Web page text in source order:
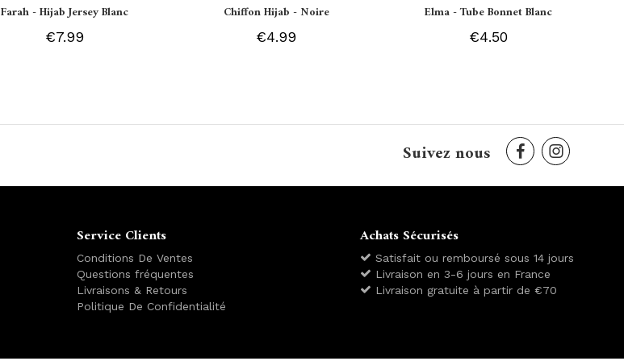
Farah - Hijab Jersey Blanc
€7.99
Chiffon Hijab - Noire
€4.99
Elma - Tube Bonnet Blanc
€4.50
Suivez nous
Service Clients
Conditions De Ventes
Questions fréquentes
Livraisons & Retours
Politique De Confidentialité
Achats Sécurisés
Satisfait ou remboursé sous 14 jours
Livraison en 3-6 jours en France
Livraison gratuite à partir de €70